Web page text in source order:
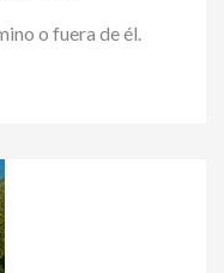
o fuera de él.